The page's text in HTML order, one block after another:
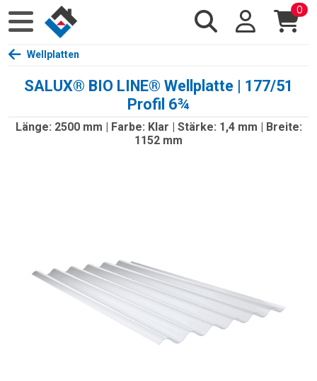
0
Wellplatten
SALUX® BIO LINE® Wellplatte | 177/51
Profil 6¾
Länge: 2500 mm | Farbe: Klar | Stärke: 1,4 mm | Breite:
1152 mm